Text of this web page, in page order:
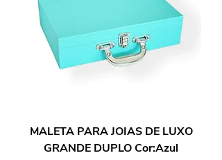
MALETA PARA JOIAS DE LUXO
GRANDE DUPLO Cor:Azul